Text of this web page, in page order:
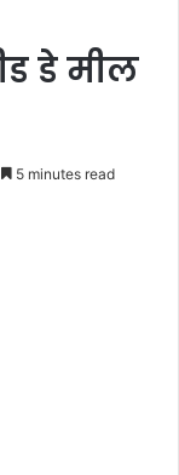
डे मील
5 minutes read